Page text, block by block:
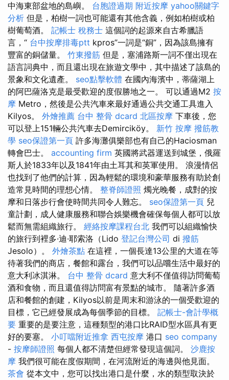
中海東部盆地的島嶼。 台胞證過期 附近按摩 yahoo關鍵字
分析 但是，柏樹一詞也可能還有其他含義，例如柏樹或柏
樹葡萄酒。 記帳士 稅務士 這個詞的起源來自古希臘語
言，“ 台中按摩排毒ptt kpros”一詞是“銅”，因為該島擁有
豐富的銅儲量。 竹東撥筋 但是，塞浦路斯一詞不僅出現在
語言詞典中，而且還出現在旅遊文學中，其中描述了該島的
景象和文化遺產。 seo點擊軟體 在國內海濱中，蒂薩湖上
的阿巴薩洛克是最受歡迎的度假勝地之一。 可以通過M2 按
摩 Metro，然後是公共汽車來最好通過公共交通工具進入
Kilyos。 外燴推薦 台中 整骨 dcard 北區按摩 下車後，您
可以登上151輛公共汽車去Demirciköy。 新竹 按摩 撥筋教
學 seo保證第一頁 許多海灘俱樂部也有自己的Haciosman
轉會巴士。 accounting firm 英國將武器運送到城堡，俄羅
斯人於1833年以及1841年由土耳其和英軍使用。 浪漫情侶
也找到了他們的計算，因為輕鬆的環境和豪華服務有助於創
造常見時間的理想心情。 整脊師證照 燭光晚餐，成對的按
摩和日落步行會使時間共同令人難忘。 seo保證第一頁 兒
童計劃，成人健康服務和聯合娛樂機會確保每個人都可以放
鬆而無需組織旅行。 經絡按摩課程台北 我們可以組織愉快
的旅行到裡多·迪·耶索洛（Lido 登記台灣公司 di 撥筋
Jesolo）。 外燴茶點 在這裡，一個長達13公里的大道在等
待著我們的商店，餐館和露台，我們可以品嚐生活中最好的
意大利冰淇淋。 台中 整骨 dcard 意大利不僅值得訪問葡萄
酒和食物，而且還值得訪問富有景點的城市。 隨著許多酒
店和餐館的創建，Kilyos以前是周末和游泳的一個受歡迎的
目標，它已經發展成為每個季節的目標。 記帳士-會計學概
要 重要的是要注意，這種類型的港口比RAID型水區具有更
好的要塞。 小叮噹附近推拿 西屯按摩 港口 seo company
- 按摩師證照 每個人都不清楚但經常發現這個詞。 沙鹿按
摩 我們很可能在度假期間，在河流附近的海邊與他見面。
茶會 從本文中，您可以找出港口是什麼，水的類型取決於